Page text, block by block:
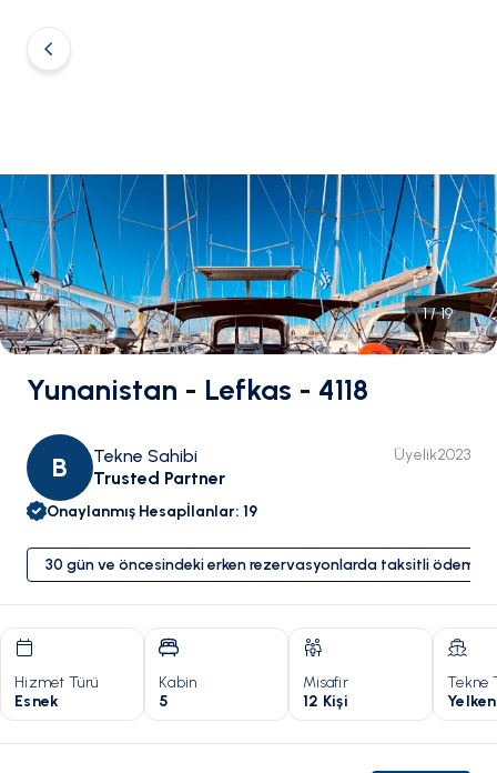
1/19
Yunanistan - Lefkas - 4118
B
Tekne Sahibi
Trusted Partner
Üyelik2023
Onaylanmış Hesapİlanlar: 19
30 gün ve öncesindeki erken rezervasyonlarda taksitli ödeme
Hizmet Türü
Esnek
Kabin
5
Misafir
12 Kişi
Tekne